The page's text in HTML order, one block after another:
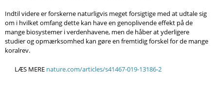
Indtil videre er forskerne naturligvis meget forsigtige med at udtale sig
om i hvilket omfang dette kan have en genoplivende effekt på de
mange biosystemer i verdenhavene, men de håber at yderligere
studier og opmærksomhed kan gøre en fremtidig forskel for de mange
koralrev.
LÆS MERE nature.com/articles/s41467-019-13186-2